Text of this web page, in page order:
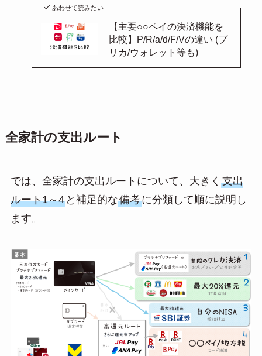
あわせて読みたい
【主要○○ペイの決済機能を
比較】P/R/a/d/F/Vの違い (プ
リカ/ウォレット等も)
全家計の支出ルート
では、全家計の支出ルートについて、大きく 支出
ルート1～4と補足的な備考に分類して順に説明し
ます。